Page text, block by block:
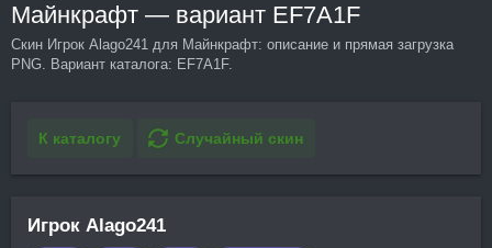
Майнкрафт — вариант EF7A1F
Скин Игрок Alago241 для Майнкрафт: описание и прямая загрузка
PNG. Вариант каталога: EF7A1F.
К каталогу Случайный скин
Игрок Alago241